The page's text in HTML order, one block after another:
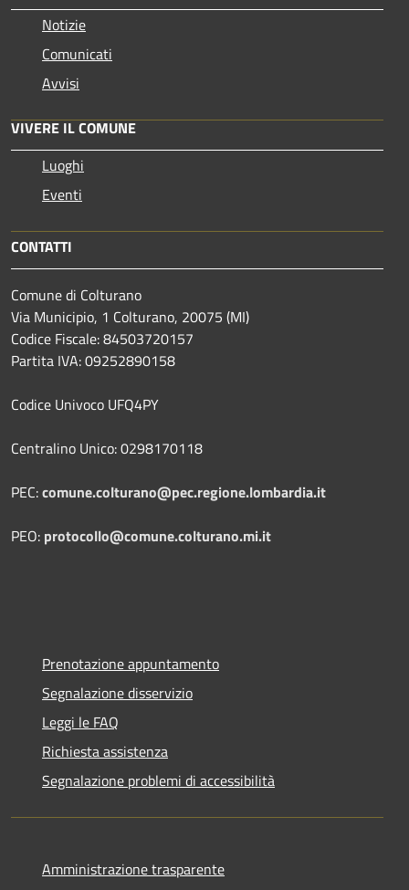
Notizie
Comunicati
Avvisi
VIVERE IL COMUNE
Luoghi
Eventi
CONTATTI
Comune di Colturano
Via Municipio, 1 Colturano, 20075 (MI)
Codice Fiscale: 84503720157
Partita IVA: 09252890158
Codice Univoco UFQ4PY
Centralino Unico: 0298170118
PEC:comune.colturano@pec.regione.lombardia.it
PEO: protocollo@comune.colturano.mi.it
Prenotazione appuntamento
Segnalazione disservizio
Leggi le FAQ
Richiesta assistenza
Segnalazione problemi di accessibilità
Amministrazione trasparente